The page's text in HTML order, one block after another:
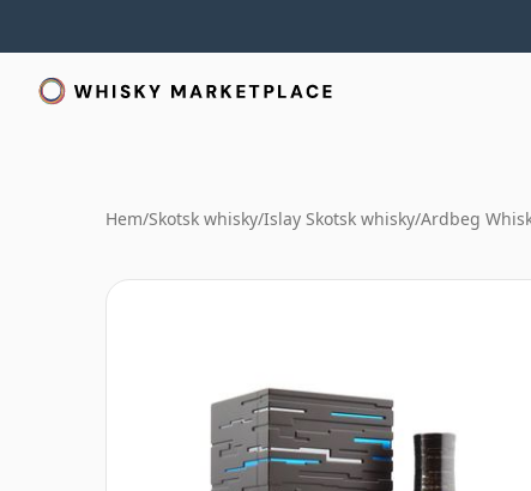
Hem/Skotsk whisky/Islay Skotsk whisky/Ardbeg